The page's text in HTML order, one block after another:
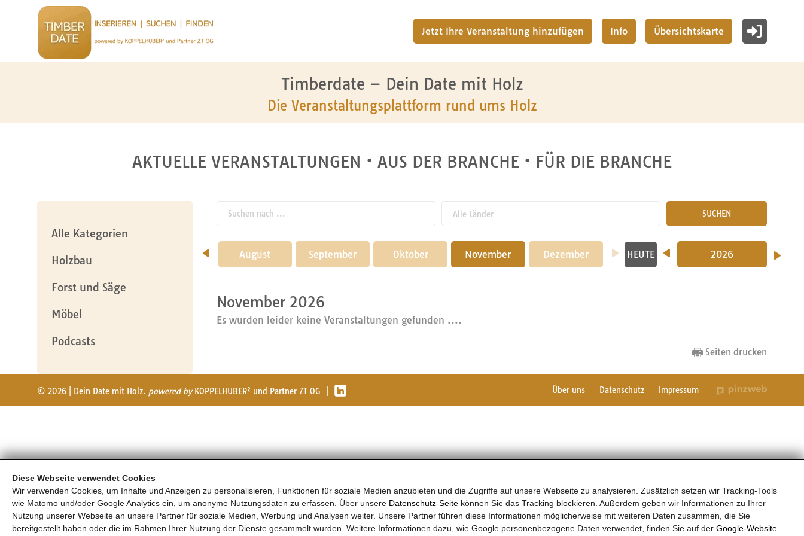
Diese Webseite verwendet Cookies
Wir verwenden Cookies, um Inhalte und Anzeigen zu personalisieren, Funktionen für soziale Medien anzubieten und die Zugriffe auf unsere Webseite zu analysieren. Zusätzlich setzen wir Tracking-Tools
wie Matomo und/oder Google Analytics ein, um anonyme Nutzungsdaten zu erfassen. Über unsere Datenschutz-Seite können Sie das Tracking blockieren. Außerdem geben wir Informationen zu Ihrer
Nutzung unserer Webseite an unsere Partner für soziale Medien, Werbung und Analysen weiter. Unsere Partner führen diese Informationen möglicherweise mit weiteren Daten zusammen, die Sie
bereitgestellt haben oder die im Rahmen Ihrer Nutzung der Dienste gesammelt wurden. Weitere Informationen dazu, wie Google personenbezogene Daten verwendet, finden Sie auf derGoogle‑Website
Jetzt Ihre Veranstaltung hinzufügen Info Übersichtskarte
Timberdate – Dein Date mit Holz
Die Veranstaltungsplattform rund ums Holz
AKTUELLE VERANSTALTUNGEN • AUS DER BRANCHE • FÜR DIE BRANCHE
Alle Kategorien
Holzbau
Forst und Säge
Möbel
Podcasts
Suchen nach ...
pw_l
SUCHEN
August September Oktober November Dezember HEUTE
2024 2025 2026
November 2026
Es wurden leider keine Veranstaltungen gefunden ....
Seiten drucken
© 2026 | Dein Date mit Holz. powered by KOPPELHUBER² und Partner ZT OG Über uns Datenschutz Impressum